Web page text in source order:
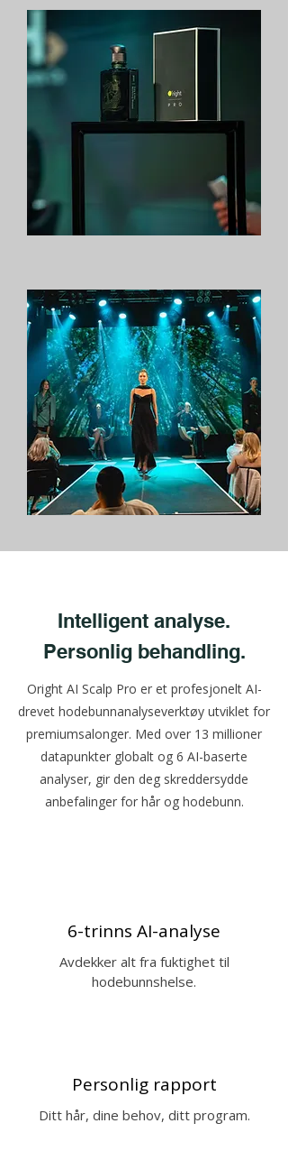
Intelligent analyse.
Personlig behandling.
Oright AI Scalp Pro er et profesjonelt AI-
drevet hodebunnanalyseverktøy utviklet for
premiumsalonger. Med over 13 millioner
datapunkter globalt og 6 AI-baserte
analyser, gir den deg skreddersydde
anbefalinger for hår og hodebunn.
6-trinns AI-analyse
Avdekker alt fra fuktighet til
hodebunnshelse.
Personlig rapport
Ditt hår, dine behov, ditt program.